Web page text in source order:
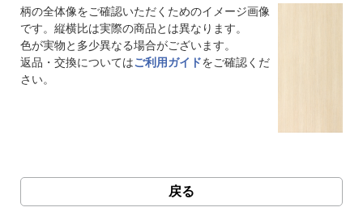
柄の全体像をご確認いただくためのイメージ画像
です。縦横比は実際の商品とは異なります。
色が実物と多少異なる場合がございます。
返品・交換についてはご利用ガイドをご確認くだ
さい。
戻る